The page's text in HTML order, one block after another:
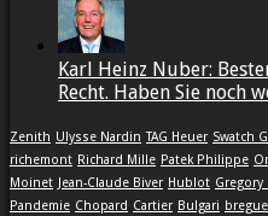
Karl Heinz Nuber:
Recht. Haben Sie noch
Zenith Ulysse Nardin TAG Heuer Swatch
richemont Richard Mille Patek Philippe
Moinet
Jean-Claude Biver Hublot Gregory
Pandemie Chopard Cartier Bulgari